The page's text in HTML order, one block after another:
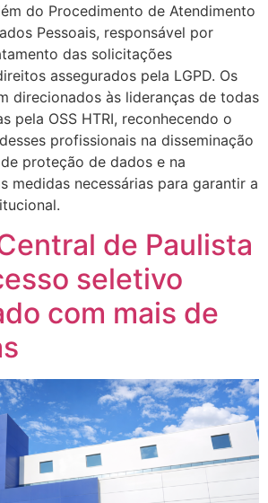
do Procedimento de Atendimento
Pessoais, responsável por
das solicitações
assegurados pela LGPD. Os
direcionados às lideranças de todas
pela OSS HTRI, reconhecendo o
profissionais na disseminação
proteção de dados e na
medidas necessárias para garantir a
de Paulista
seletivo
com mais de